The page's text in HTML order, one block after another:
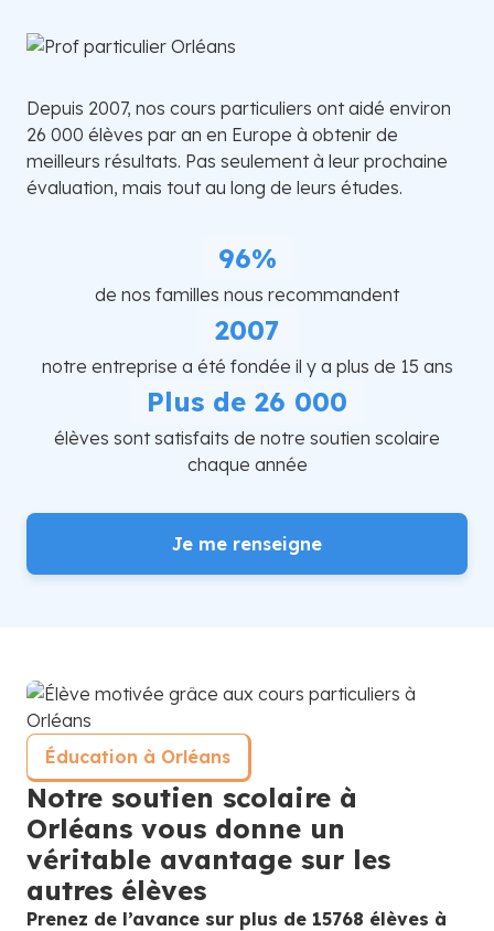
Depuis 2007, nos cours particuliers ont aidé environ
26 000 élèves par an en Europe à obtenir de
meilleurs résultats. Pas seulement à leur prochaine
évaluation, mais tout au long de leurs études.
96%
de nos familles nous recommandent
2007
notre entreprise a été fondée il y a plus de 15 ans
Plus de 26 000
élèves sont satisfaits de notre soutien scolaire
chaque année
Je me renseigne
Éducation à Orléans
Notre soutien scolaire à
Orléans vous donne un
véritable avantage sur les
autres élèves
Prenez de l’avance sur plus de 15768 élèves à